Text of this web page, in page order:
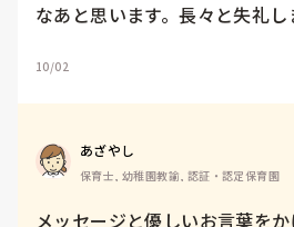
なあと思います。長々と失礼し
10/02
あざやし
保育士, 幼稚園教諭, 認証・認定保育園
メッセージと優しいお言葉を